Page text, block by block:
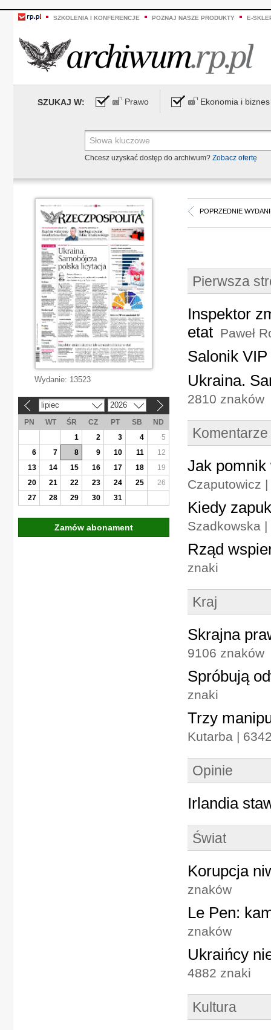
SZKOLENIA I KONFERENCJE POZNAJ NASZE PRODUKTY E-
SZUKAJ W: Prawo Ekonomia i biznes
Chcesz uzyskać dostęp do archiwum? Zobacz ofertę
POPRZEDNIE
Pierwsza
Inspektor
etat Paweł
Salonik VIP
Ukraina.
2810 znaków
Komentarze
Jak pomnik
Czaputowicz
Kiedy
Szadkowska
Rząd
znaki
Kraj
Skrajna
9106 znaków
Spróbują
znaki
Trzy
Kutarba |
Opinie
Irlandia
Świat
Korupcja
znaków
Le Pen:
znaków
Ukraińcy
4882 znaki
Kultura
Wydanie: 13523
lipiec 2026
PN WT ŚR CZ PT SB
ND
1
2 3 4
5
6
7 8 9 10 11
12
13
14 15 16 17 18
19
20
21 22 23 24 25
26
27
28 29 30 31
Zamów abonament